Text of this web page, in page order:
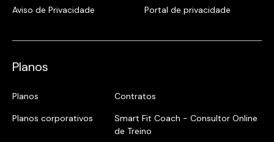
Aviso de Privacidade
Portal de privacidade
Planos
Planos
Contratos
Planos corporativos
Smart Fit Coach - Consultor Online
de Treino